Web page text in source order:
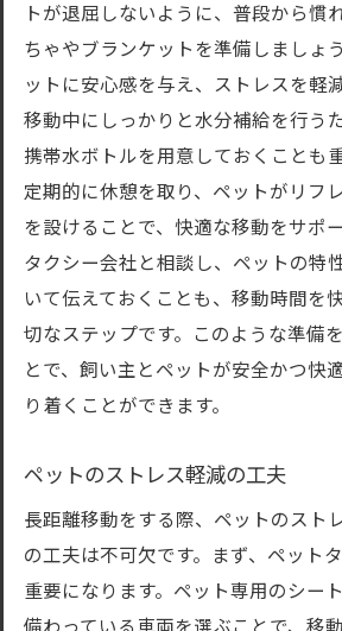
トが退屈しないように、普段から慣
ちゃやブランケットを準備しましょ
ットに安心感を与え、ストレスを軽
移動中にしっかりと水分補給を行う
携帯水ボトルを用意しておくことも
定期的に休憩を取り、ペットがリフ
を設けることで、快適な移動をサポ
タクシー会社と相談し、ペットの特
いて伝えておくことも、移動時間を
切なステップです。このような準備
とで、飼い主とペットが安全かつ快
り着くことができます。
ペットのストレス軽減の工夫
長距離移動をする際、ペットのスト
の工夫は不可欠です。まず、ペット
重要になります。ペット専用のシー